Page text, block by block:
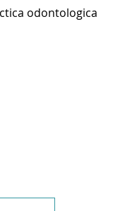
odontologica